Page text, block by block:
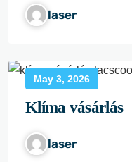
laser
May 3, 2026
Klíma vásárlás
laser